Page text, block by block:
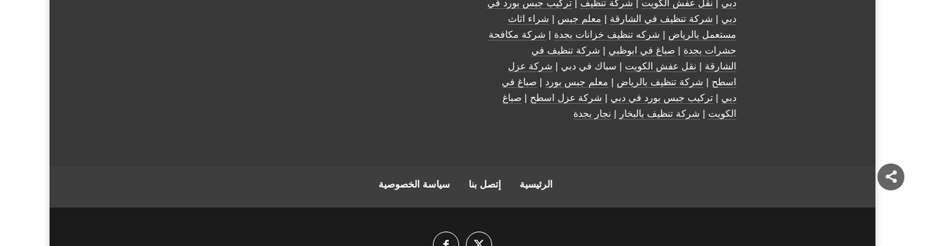
دبي | نقل عفش الكويت | شركة تنظيف |تركيب جبس بورد في
دبي | شركة تنظيف في الشارقة | معلم جبس | شراء اثاث
مستعمل بالرياض | شركه تنظيف خزانات بجدة | شركة مكافحة
حشرات بجدة | صباغ في ابوظبي | شركة تنظيف في
الشارقة | نقل عفش الكويت | سباك في دبي | شركة عزل
اسطح | شركة تنظيف بالرياض | معلم جبس بورد | صباغ في
دبي |تركيب جبس بورد في دبي | شركة عزل اسطح | صباغ
الكويت | شركة تنظيف بالبخار | نجار بجدة
الرئيسية إتصل بنا سياسة الخصوصية